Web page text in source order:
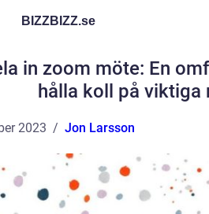
BIZZBIZZ.se
in zoom möte: En
hålla koll på viktiga
2023 Jon Larsson